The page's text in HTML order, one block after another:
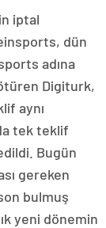
iptal
dün
adına
Digiturk,
aynı
tek teklif
Bugün
gereken
bulmuş
yeni dönemin